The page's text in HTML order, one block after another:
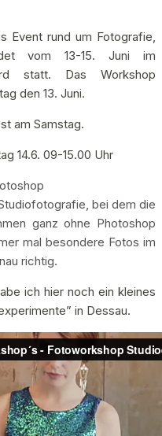
Event rund um Fotografie,
vom 13-15. Juni im
statt. Das Workshop
den 13. Juni.
am Samstag.
14.6. 09-15.00 Uhr
bei dem die
ganz ohne Photoshop
mal besondere Fotos im
richtig.
ich hier noch ein kleines
in Dessau.